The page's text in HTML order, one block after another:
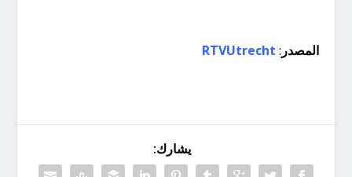
المصدر :
RTVUtrecht
يشارك: